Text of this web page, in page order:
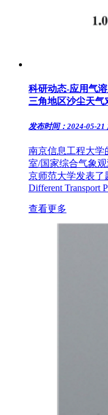
科研动态-应用气
三角地区沙尘天气
发布时间：2024-05-21
南京信息工程大学
室/国家综合气象
京师范大学发表了
Different Transport
查看更多